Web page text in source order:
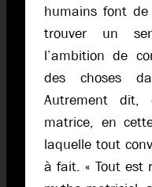
humains font
trouver un
l’ambition de
des choses
Autrement
matrice, en
laquelle tout
à fait. « Tout est